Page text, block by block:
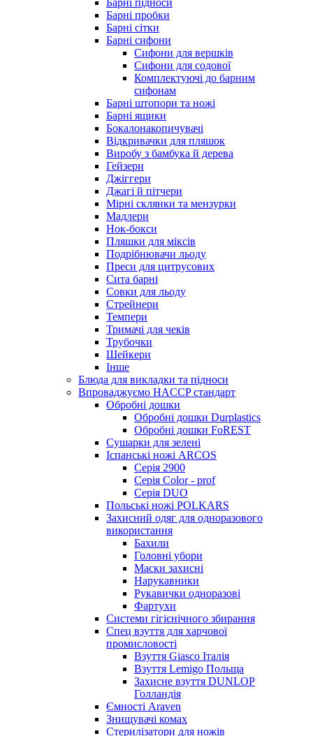
Барні пробки
Барні сітки
Барні сифони
Сифони для вершків
Сифони для содової
Комплектуючі до барним
сифонам
Барні штопори та ножі
Барні ящики
Бокалонакопичувачі
Відкривачки для пляшок
Виробу з бамбука й дерева
Гейзери
Джіггери
Джагі й пітчери
Мірні склянки та мензурки
Мадлери
Нок-бокси
Пляшки для міксів
Подрібнювачи льоду
Преси для цитрусових
Сита барні
Совки для льоду
Стрейнери
Темпери
Тримачі для чеків
Трубочки
Шейкери
Інше
Блюда для викладки та підноси
Впроваджуємо HACCP стандарт
Обробні дошки
Обробні дошки Durplastics
Обробні дошки FoREST
Сушарки для зелені
Іспанські ножі ARCOS
Серія 2900
Серія Color - prof
Серія DUO
Польські ножі POLKARS
Захисний одяг для одноразового
використання
Бахили
Головні убори
Маски захисні
Нарукавники
Рукавички одноразові
Фартухи
Системи гігієнічного збирання
Спец взуття для харчової
промисловості
Взуття Giasco Італія
Взуття Lemigo Польща
Захисне взуття DUNLOP
Голландія
Ємності Araven
Знищувачі комах
Стерилізатори для ножів